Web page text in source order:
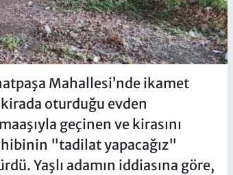
Mahallesi’nde ikamet
kirada oturduğu evden
geçinen ve kirasını
"tadilat yapacağız"
Yaşlı adamın iddiasına göre,